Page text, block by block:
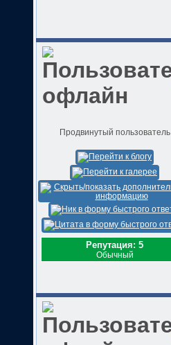
Продвинутый пользователь
Репутация: 5
Обычный